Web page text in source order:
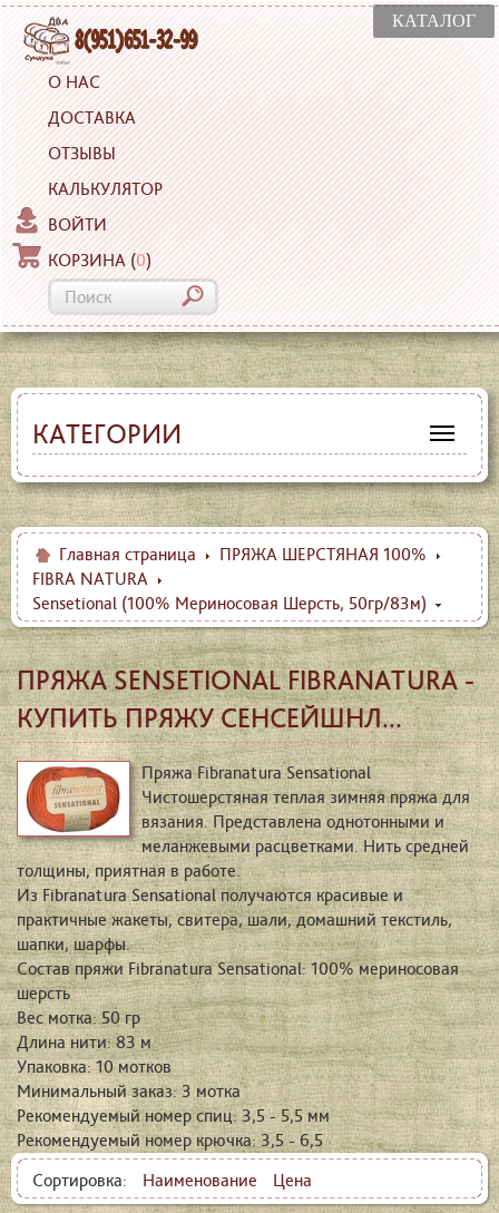
КАТАЛОГ
О НАС
ДОСТАВКА
ОТЗЫВЫ
КАЛЬКУЛЯТОР
ВОЙТИ
КОРЗИНА (0)
КАТЕГОРИИ
Главная страница
ПРЯЖА ШЕРСТЯНАЯ 100%
FIBRA NATURA
Sensetional (100% Мериносовая Шерсть, 50гр/83м)
ПРЯЖА SENSETIONAL FIBRANATURA -
КУПИТЬ ПРЯЖУ CЕНСЕЙШНЛ...
Пряжа Fibranatura Sensational
Чистошерстяная теплая зимняя пряжа для
вязания. Представлена однотонными и
меланжевыми расцветками. Нить средней
толщины, приятная в работе.
Из Fibranatura Sensational получаются красивые и
практичные жакеты, свитера, шали, домашний текстиль,
шапки, шарфы.
Состав пряжи Fibranatura Sensational: 100% мериносовая
шерсть
Вес мотка: 50 гр
Длина нити: 83 м
Упаковка: 10 мотков
Минимальный заказ: 3 мотка
Рекомендуемый номер спиц: 3,5 - 5,5 мм
Рекомендуемый номер крючка: 3,5 - 6,5
Сортировка:
Наименование Цена